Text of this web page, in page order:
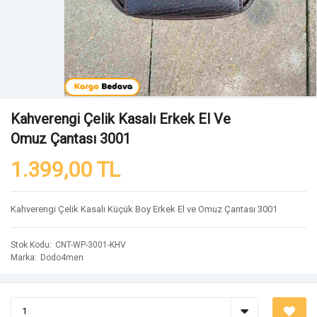
Kahverengi Çelik Kasalı Erkek El Ve
Omuz Çantası 3001
1.399,00 TL
Kahverengi Çelik Kasalı Küçük Boy Erkek El ve Omuz Çantası 3001
Stok Kodu
CNT-WP-3001-KHV
Marka
Dodo4men